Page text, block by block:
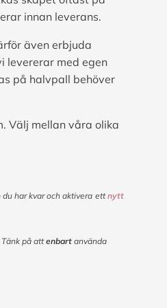
innan leverans.
även erbjuda
levererar med egen
på halvpall behöver
Välj mellan våra olika
har kvar och aktivera ettnytt
på attenbart använda